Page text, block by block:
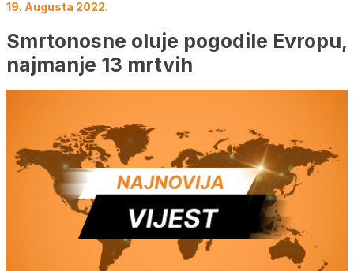
19. Augusta 2022.
Smrtonosne oluje pogodile Evropu,
najmanje 13 mrtvih